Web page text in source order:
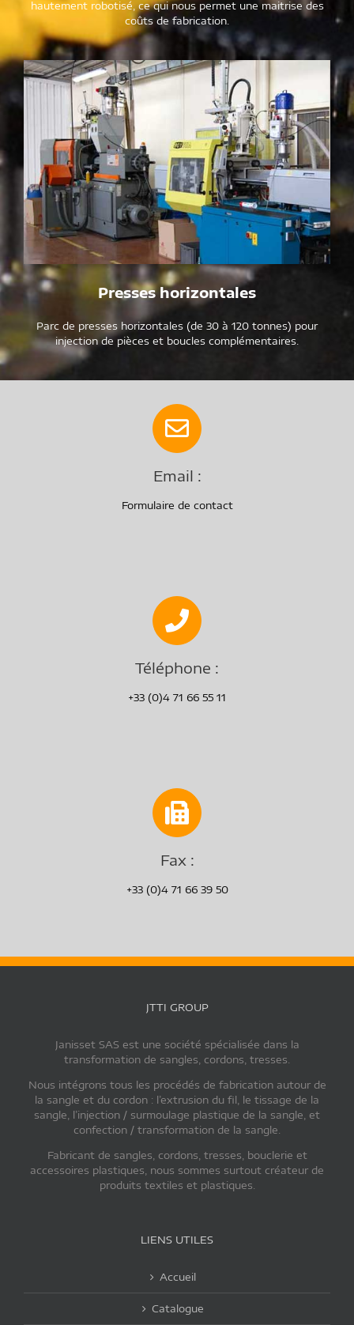
hautement robotisé, ce qui nous permet une maitrise des
coûts de fabrication.
Presses horizontales
Parc de presses horizontales (de 30 à 120 tonnes) pour
injection de pièces et boucles complémentaires.
Email :
Formulaire de contact
Téléphone :
+33 (0)4 71 66 55 11
Fax :
+33 (0)4 71 66 39 50
JTTI GROUP
Janisset SAS est une société spécialisée dans la
transformation de sangles, cordons, tresses.
Nous intégrons tous les procédés de fabrication autour de
la sangle et du cordon : l’extrusion du fil, le tissage de la
sangle, l’injection / surmoulage plastique de la sangle, et
confection / transformation de la sangle.
Fabricant de sangles, cordons, tresses, bouclerie et
accessoires plastiques, nous sommes surtout créateur de
produits textiles et plastiques.
LIENS UTILES
Accueil
Catalogue